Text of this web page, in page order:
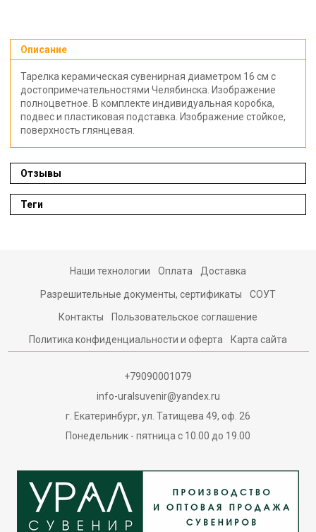
Описание
Тарелка керамическая сувенирная диаметром 16 см с
достопримечательностями Челябинска. Изображение
полноцветное. В комплекте индивидуальная коробка,
подвес и пластиковая подставка. Изображение стойкое,
поверхность глянцевая.
Отзывы
Теги
Наши технологии Оплата Доставка
Разрешительные документы, сертификаты СОУТ
Контакты Пользовательское соглашение
Политика конфиденциальности и оферта Карта сайта
+79090001079
info-uralsuvenir@yandex.ru
г. Екатеринбург, ул. Татищева 49, оф. 26
Понедельник - пятница с 10.00 до 19.00